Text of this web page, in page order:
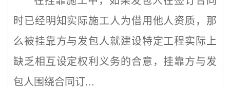
时已经明知实际施工人为借用他人资质，那
么被挂靠方与发包人就建设特定工程实际上
缺乏相互设定权利义务的合意，挂靠方与发
包人围绕合同订...